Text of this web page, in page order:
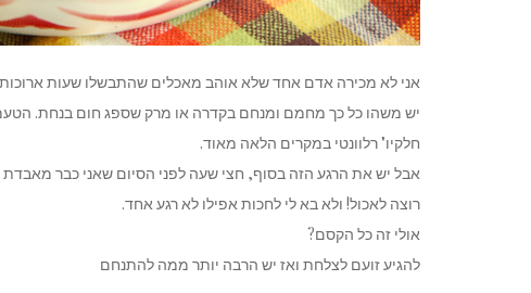
אני לא מכירה אדם אחד שלא אוהב מאכלים שהתבשלו שעות
יש משהו כל כך מחמם ומנחם בקדרה או מרק שספג חום בנחת.
חלקיו" רלוונטי במקרים הלאה מאוד.
אבל יש את הרגע הזה בסוף, חצי שעה לפני הסיום שאני כבר מאבדת
רוצה לאכול! ולא בא לי לחכות אפילו לא רגע אחד.
אולי זה כל הקסם?
להגיע זועם לצלחת ואז יש הרבה יותר ממה להתנחם